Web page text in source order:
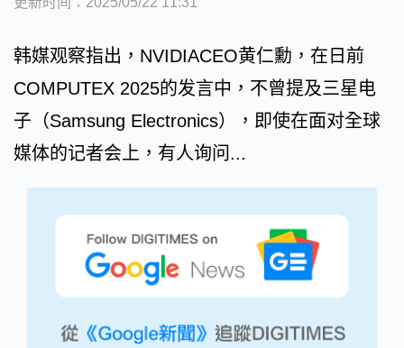
韩媒观察指出，NVIDIACEO黄仁勳，在日前
COMPUTEX 2025的发言中，不曾提及三星电
子（Samsung Electronics），即使在面对全球
媒体的记者会上，有人询问...